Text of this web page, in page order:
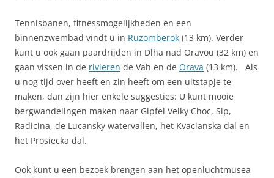
Tennisbanen, fitnessmogelijkheden en een
binnenzwembad vindt u in Ruzomberok (13 km). Verder
kunt u ook gaan paardrijden in Dlha nad Oravou (32 km) en
gaan vissen in de rivieren de Vah en de Orava (13 km). Als
u nog tijd over heeft en zin heeft om een uitstapje te
maken, dan zijn hier enkele suggesties: U kunt mooie
bergwandelingen maken naar Gipfel Velky Choc, Sip,
Radicina, de Lucansky watervallen, het Kvacianska dal en
het Prosiecka dal.
Ook kunt u een bezoek brengen aan het openluchtmusea